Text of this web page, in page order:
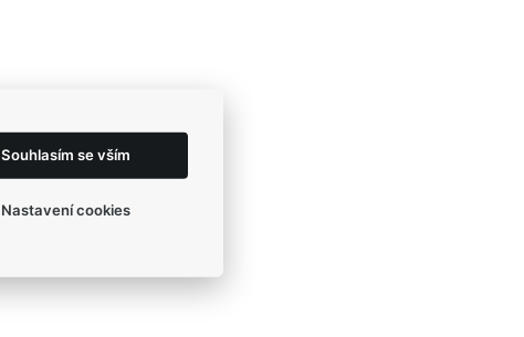
Souhlasím se vším
Nastavení cookies